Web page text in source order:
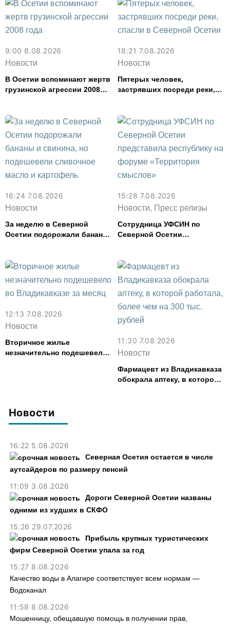
Новости
16:22 5.08.2026
Северная Осетия остается в числе
аутсайдеров по размеру пенсий
11:09 3.08.2026
Дороги Северной Осетии названы
одними из худших в СКФО
15:26 29.07.2026
Прибыль крупных туристических
фирм Северной Осетии упала за год
15:27 8.08.2026
Качество воды в Алагире соответствует всем нормам —
Водоканал
11:58 8.08.2026
Мошенницу, обещавшую помощь в получении прав,
9:00 8.08.2026
Новости
В Осетии вспоминают жертв
грузинской агрессии 2008
18:21 7.08.2026
Новости
Пятерых человек,
застрявших посреди реки,
16:24 7.08.2026
Новости
За неделю в Северной
Осетии подорожали бананы
картофель
15:28 7.08.2026
Новости, Пресс релизы
Сотрудница УФСИН по
Северной Осетии
смыслов»
12:13 7.08.2026
Новости
Вторичное жилье
незначительно подешевело
11:30 7.08.2026
Новости
Фармацевт из Владикавказа
обокрала аптеку, в которой